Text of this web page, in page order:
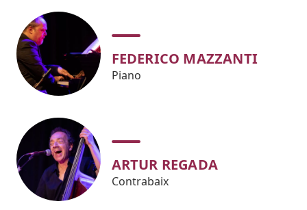
FEDERICO MAZZANTI
Piano
ARTUR REGADA
Contrabaix